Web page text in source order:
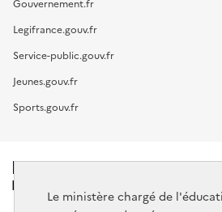
Le ministère chargé de
Gouvernement.fr
Legifrance.gouv.fr
Service-public.gouv.fr
Jeunes.gouv.fr
Sports.gouv.fr
MINISTÈRE
DE L'ÉDUCATION